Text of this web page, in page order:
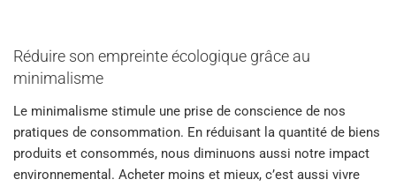
Réduire son empreinte écologique grâce au
minimalisme
Le minimalisme stimule une prise de conscience de nos
pratiques de consommation. En réduisant la quantité de biens
produits et consommés, nous diminuons aussi notre impact
environnemental. Acheter moins et mieux, c’est aussi vivre